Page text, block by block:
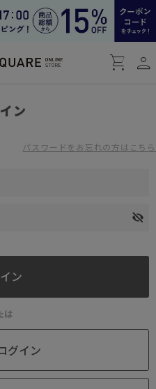
shopping_cart person
ン
パスワードをお忘れの方はこちら
は
グイン